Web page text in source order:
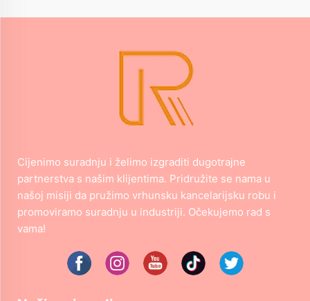
Cijenimo suradnju i želimo izgraditi dugotrajne
partnerstva s našim klijentima. Pridružite se nama u
našoj misiji da pružimo vrhunsku kancelarijsku robu i
promoviramo suradnju u industriji. Očekujemo rad s
vama!